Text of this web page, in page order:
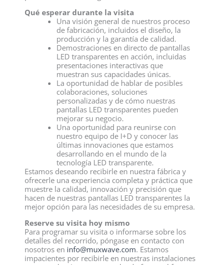
Qué esperar durante la visita
Una visión general de nuestros proceso
de fabricación, incluidos el diseño, la
producción y la garantía de calidad.
Demostraciones en directo de pantallas
LED transparentes en acción, incluidas
presentaciones interactivas que
muestran sus capacidades únicas.
La oportunidad de hablar de posibles
colaboraciones, soluciones
personalizadas y de cómo nuestras
pantallas LED transparentes pueden
mejorar su negocio.
Una oportunidad para reunirse con
nuestro equipo de I+D y conocer las
últimas innovaciones que estamos
desarrollando en el mundo de la
tecnología LED transparente.
Estamos deseando recibirle en nuestra fábrica y
ofrecerle una experiencia completa y práctica que
muestre la calidad, innovación y precisión que
hacen de nuestras pantallas LED transparentes la
mejor opción para las necesidades de su empresa.
Reserve su visita hoy mismo
Para programar su visita o informarse sobre los
detalles del recorrido, póngase en contacto con
nosotros en info@muxwave.com. Estamos
impacientes por recibirle en nuestras instalaciones